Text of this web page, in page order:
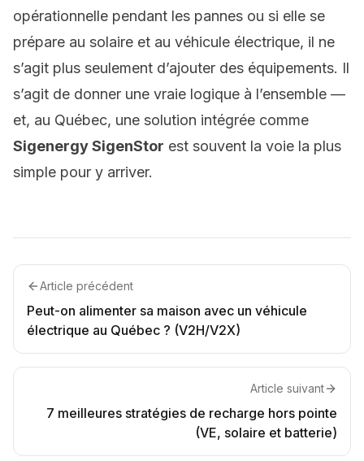
opérationnelle pendant les pannes ou si elle se
prépare au solaire et au véhicule électrique, il ne
s’agit plus seulement d’ajouter des équipements. Il
s’agit de donner une vraie logique à l’ensemble —
et, au Québec, une solution intégrée comme
Sigenergy SigenStor est souvent la voie la plus
simple pour y arriver.
Article précédent
Peut-on alimenter sa maison avec un véhicule
électrique au Québec ? (V2H/V2X)
Article suivant
7 meilleures stratégies de recharge hors pointe
(VE, solaire et batterie)